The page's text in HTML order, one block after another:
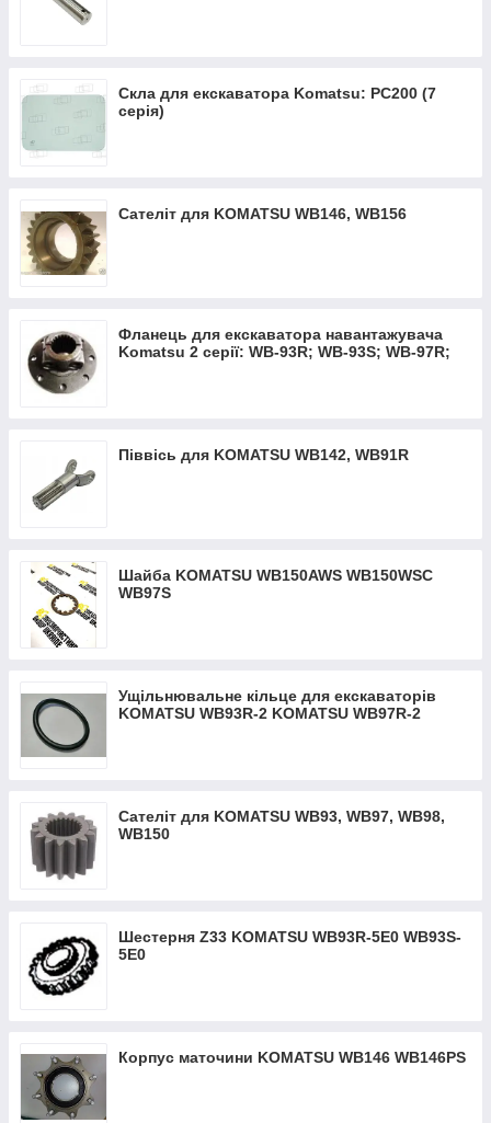
Скла для екскаватора Komatsu: PC200 (7
серія)
Сателіт для KOMATSU WB146, WB156
Фланець для екскаватора навантажувача
Komatsu 2 серії: WB-93R; WB-93S; WB-97R;
Піввісь для KOMATSU WB142, WB91R
Шайба KOMATSU WB150AWS WB150WSC
WB97S
Ущільнювальне кільце для екскаваторів
KOMATSU WB93R-2 KOMATSU WB97R-2
Сателіт для KOMATSU WB93, WB97, WB98,
WB150
Шестерня Z33 KOMATSU WB93R-5Е0 WB93S-
5Е0
Корпус маточини KOMATSU WB146 WB146PS